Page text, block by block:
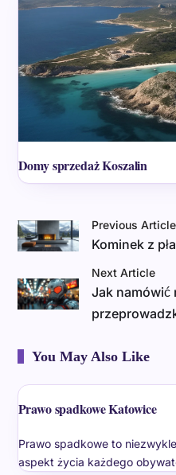
Domy sprzedaż Koszalin
Previous Article
Kominek z
Next Article
Jak namówić
You May Also Like
Prawo spadkowe Katowice
Prawo spadkowe to
aspekt życia każdego